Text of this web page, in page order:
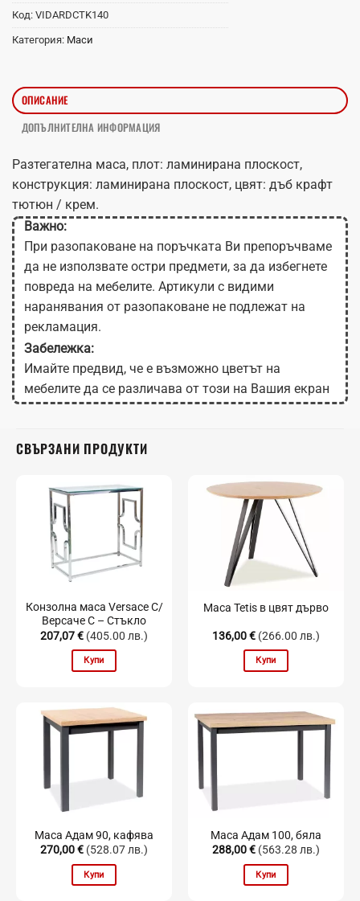
Код: VIDARDCTK140
Категория: Маси
ОПИСАНИЕ
ДОПЪЛНИТЕЛНА ИНФОРМАЦИЯ
Разтегателна маса, плот: ламинирана плоскост,
конструкция: ламинирана плоскост, цвят: дъб крафт
тютюн / крем.
Важно:
При разопаковане на поръчката Ви препоръчваме
да не използвате остри предмети, за да избегнете
повреда на мебелите. Артикули с видими
наранявания от разопаковане не подлежат на
рекламация.
Забележка:
Имайте предвид, че е възможно цветът на
мебелите да се различава от този на Вашия екран
в зависимост от настройките на монитора.
СВЪРЗАНИ ПРОДУКТИ
Конзолна маса Versace C/
Версаче С – Стъкло
207,07€ (405.00 лв.)
Купи
Маса Tetis в цвят дърво
136,00€ (266.00 лв.)
Купи
Маса Адам 90, кафява
270,00€ (528.07 лв.)
Купи
Маса Адам 100, бяла
288,00€ (563.28 лв.)
Купи